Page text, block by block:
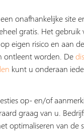
onafhankelijke site
gratis. Het gebruik
eigen risico en aan
ontleent worden. De
kunt u onderaan
op- en/of
graag van u.
optimaliseren van de